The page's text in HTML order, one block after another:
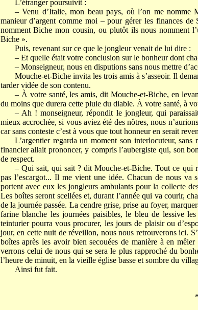
L’étranger poursuivit :
– Venu d’Italie, mon beau pays, où l’on me
manieur d’argent comme moi – pour gérer les finances
nomment Biche mon cousin, ou plutôt ils nous nomment
Biche ».
Puis, revenant sur ce que le jongleur venait de lui dire :
– Et quelle était votre conclusion sur le bonheur dont
– Monseigneur, nous en disputions sans nous mettre
Mouche-et-Biche invita les trois amis à s’asseoir. Il
tarder vidée de son contenu.
– À votre santé, les amis, dit Mouche-et-Biche, en
du moins que durera cette pluie du diable. À votre santé, à
– Ah ! monseigneur, répondit le jongleur, qui
mieux accrochée, si vous aviez été des nôtres, nous
car sans conteste c’est à vous que tout honneur en serait
L’argentier regarda un moment son interlocuteur,
financier allait prononcer, y compris l’aubergiste qui, son
de respect.
– Qui sait, qui sait ? dit Mouche-et-Biche. Tout ce qui
pas l’escargot... Il me vient une idée. Chacun de nous va
portent avec eux les jongleurs ambulants pour la collecte
Les boîtes seront scellées et, durant l’année qui va courir,
de la journée passée. La cendre grise, prise au foyer,
farine blanche les journées paisibles, le bleu de lessive
teinturier pourra vous procurer, les jours de plaisir ou
jour, en cette nuit de réveillon, nous nous retrouverons ici.
boîtes après les avoir bien secouées de manière à en
verrons celui de nous qui se sera le plus rapproché du
l’heure de minuit, en la vieille église basse et sombre du
Ainsi fut fait.